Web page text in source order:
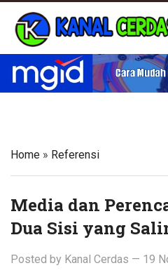
Kanal Cerdas
Home » Referensi
Media dan
Dua Sisi yang
Posted by Kanal Cerdas — 19